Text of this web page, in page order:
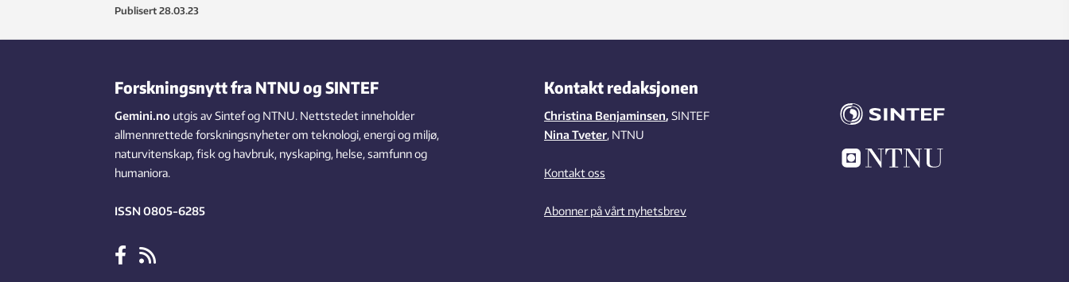
Publisert 28.03.23
Forskningsnytt fra NTNU og SINTEF
Gemini.no utgis av Sintef og NTNU. Nettstedet inneholder
allmennrettede forskningsnyheter om teknologi, energi og miljø,
naturvitenskap, fisk og havbruk, nyskaping, helse, samfunn og
humaniora.
ISSN 0805-6285
Kontakt redaksjonen
Christina Benjaminsen, SINTEF
Nina Tveter, NTNU
Kontakt oss
Abonner på vårt nyhetsbrev